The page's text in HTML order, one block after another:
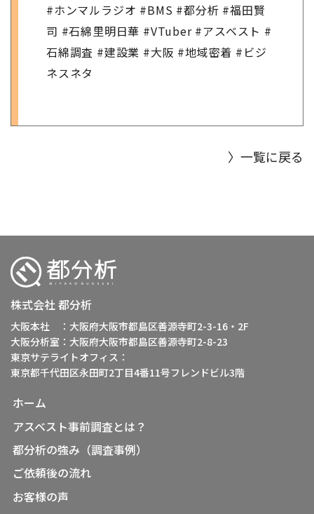
#ホンマルラジオ #BMS #都分析 #福田賢
司 #石綿里明日華 #VTuber #アスベスト #
石綿調査 #建設業 #大阪 #地域密着 #ビジ
ネスネタ
〉一覧に戻る
株式会社 都分析
大阪本社 ：大阪府大阪市都島区善源寺町2-3-16・2F
大阪分析室：大阪府大阪市都島区善源寺町2-8-23
東京サテライトオフィス：
東京都千代田区永田町2丁目4番11号フレンドビル3階
ホーム
アスベスト事前調査とは？
都分析の強み（調査事例）
ご依頼後の流れ
お客様の声